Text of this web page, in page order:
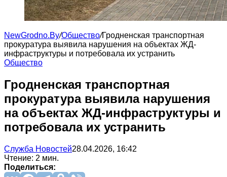
NewGrodno.By/Общество/Гродненская транспортная
прокуратура выявила нарушения на объектах ЖД-
инфраструктуры и потребовала их устранить
Общество
Гродненская транспортная
прокуратура выявила нарушения
на объектах ЖД-инфраструктуры и
потребовала их устранить
Служба Новостей28.04.2026, 16:42
Чтение: 2 мин.
Поделиться: